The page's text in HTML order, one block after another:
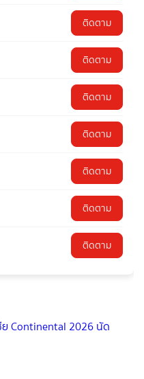
ติดตาม
ติดตาม
ติดตาม
ติดตาม
ติดตาม
ติดตาม
ติดตาม